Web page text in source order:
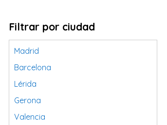
Filtrar por ciudad
Madrid
Barcelona
Lérida
Gerona
Valencia